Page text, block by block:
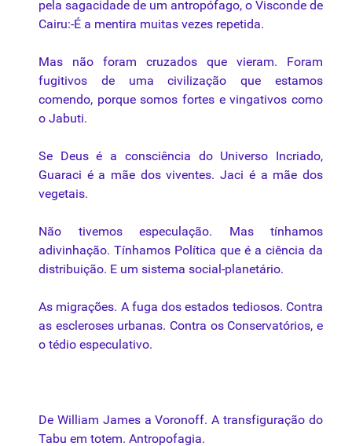
pela sagacidade de um antropófago, o Visconde de
Cairu:-É a mentira muitas vezes repetida.
Mas não foram cruzados que vieram. Foram
fugitivos de uma civilização que estamos
comendo, porque somos fortes e vingativos como
o Jabuti.
Se Deus é a consciência do Universo Incriado,
Guaraci é a mãe dos viventes. Jaci é a mãe dos
vegetais.
Não tivemos especulação. Mas tínhamos
adivinhação. Tínhamos Política que é a ciência da
distribuição. E um sistema social-planetário.
As migrações. A fuga dos estados tediosos. Contra
as escleroses urbanas. Contra os Conservatórios, e
o tédio especulativo.
De William James a Voronoff. A transfiguração do
Tabu em totem. Antropofagia.